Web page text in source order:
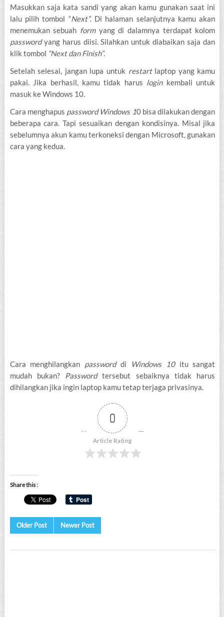
Masukkan saja kata sandi yang akan kamu gunakan saat ini
lalu pilih tombol “Next”. Di halaman selanjutnya kamu akan
menemukan sebuah form yang di dalamnya terdapat kolom
passwordyang harus diisi. Silahkan untuk diabaikan saja dan
klik tombol “Next dan Finish”.
Setelah selesai, jangan lupa untuk restart laptop yang kamu
pakai. Jika berhasil, kamu tidak harus login kembali untuk
masuk ke Windows 10.
Cara menghapus password Windows 10 bisa dilakukan dengan
beberapa cara. Tapi sesuaikan dengan kondisinya. Misal jika
sebelumnya akun kamu terkoneksi dengan Microsoft, gunakan
cara yang kedua.
Cara menghilangkan passworddi Windows 10itu sangat
mudah bukan? Passwordtersebut sebaiknya tidak harus
dihilangkan jika ingin laptop kamu tetap terjaga privasinya.
0
Article Rating
Share this :
Older Post Newer Post